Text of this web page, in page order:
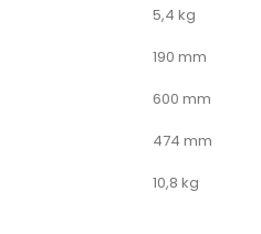
5,4 kg
190 mm
600 mm
474 mm
10,8 kg